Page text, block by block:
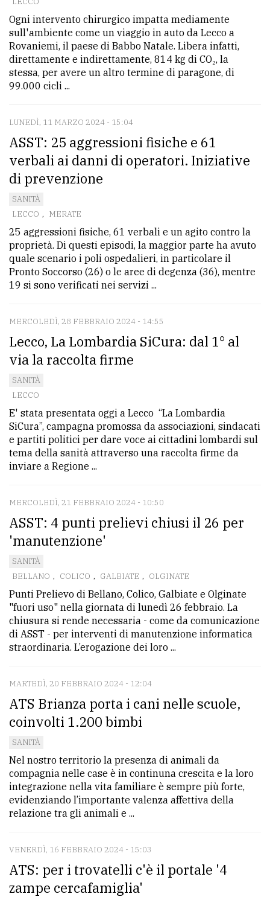
Ogni intervento chirurgico impatta mediamente
sull'ambiente come un viaggio in auto da Lecco a
Rovaniemi, il paese di Babbo Natale. Libera infatti,
direttamente e indirettamente, 814 kg di CO₂, la
stessa, per avere un altro termine di paragone, di
99.000 cicli ...
LUNEDÌ, 11 MARZO 2024 - 15:04
ASST: 25 aggressioni fisiche e 61
verbali ai danni di operatori. Iniziative
di prevenzione
SANITÀ
LECCO , MERATE
25 aggressioni fisiche, 61 verbali e un agito contro la
proprietà. Di questi episodi, la maggior parte ha avuto
quale scenario i poli ospedalieri, in particolare il
Pronto Soccorso (26) o le aree di degenza (36), mentre
19 si sono verificati nei servizi ...
MERCOLEDÌ, 28 FEBBRAIO 2024 - 14:55
Lecco, La Lombardia SiCura: dal 1° al
via la raccolta firme
SANITÀ
LECCO
E' stata presentata oggi a Lecco “La Lombardia
SiCura”, campagna promossa da associazioni, sindacati
e partiti politici per dare voce ai cittadini lombardi sul
tema della sanità attraverso una raccolta firme da
inviare a Regione ...
MERCOLEDÌ, 21 FEBBRAIO 2024 - 10:50
ASST: 4 punti prelievi chiusi il 26 per
'manutenzione'
SANITÀ
BELLANO , COLICO , GALBIATE , OLGINATE
Punti Prelievo di Bellano, Colico, Galbiate e Olginate
"fuori uso" nella giornata di lunedì 26 febbraio. La
chiusura si rende necessaria - come da comunicazione
di ASST - per interventi di manutenzione informatica
straordinaria. L’erogazione dei loro ...
MARTEDÌ, 20 FEBBRAIO 2024 - 12:04
ATS Brianza porta i cani nelle scuole,
coinvolti 1.200 bimbi
SANITÀ
Nel nostro territorio la presenza di animali da
compagnia nelle case è in continuna crescita e la loro
integrazione nella vita familiare è sempre più forte,
evidenziando l’importante valenza affettiva della
relazione tra gli animali e ...
VENERDÌ, 16 FEBBRAIO 2024 - 15:03
ATS: per i trovatelli c'è il portale '4
zampe cercafamiglia'